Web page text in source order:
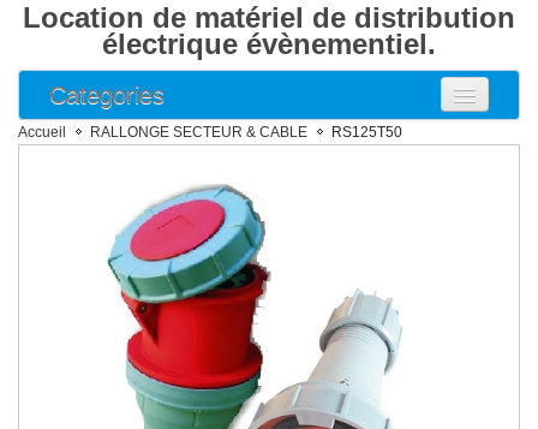
Location de matériel de distribution
électrique évènementiel.
Categories
ARMOIRE ELECTRIQUE
ARMOIRE DISTRIBUTION
BOITIER DE DISTRIBUTION
DISJONCTEUR DIFFERENTIEL
DISJONCTEUR
RALLONGE SECTEUR & CABLE
RALLONGE 16A 2P+T NF
RALLONGE 16A 2P+T P17
Rallonge 32A 2P+T P17
Rallonge 16A 3P+N+T P17
Rallonge 32A 3P+N+T P17
Accueil RALLONGE SECTEUR & CABLE RS125T50